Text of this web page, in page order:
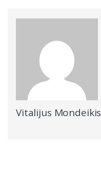
Vitalijus Mondeikis